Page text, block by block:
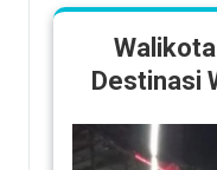
Destinasi